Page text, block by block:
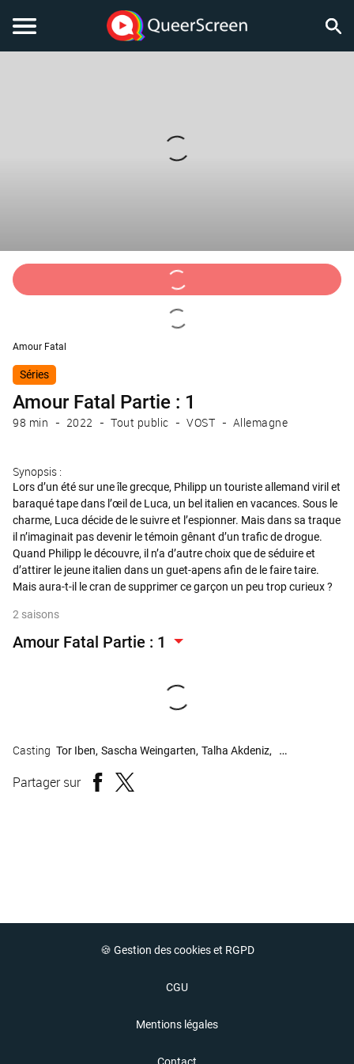
Amour Fatal
Séries
Amour Fatal Partie : 1
98 min 2022 Tout public VOST Allemagne
Synopsis :
Lors d’un été sur une île grecque, Philipp un touriste allemand viril et
baraqué tape dans l’œil de Luca, un bel italien en vacances. Sous le
charme, Luca décide de le suivre et l’espionner. Mais dans sa traque
il n’imaginait pas devenir le témoin gênant d’un trafic de drogue.
Quand Philipp le découvre, il n’a d’autre choix que de séduire et
d’attirer le jeune italien dans un guet-apens afin de le faire taire.
Mais aura-t-il le cran de supprimer ce garçon un peu trop curieux ?
2 saisons
Amour Fatal Partie : 1
Casting Tor Iben Sascha Weingarten Talha Akdeniz Jacopo
Partager sur
🍪 Gestion des cookies et RGPD
CGU
Mentions légales